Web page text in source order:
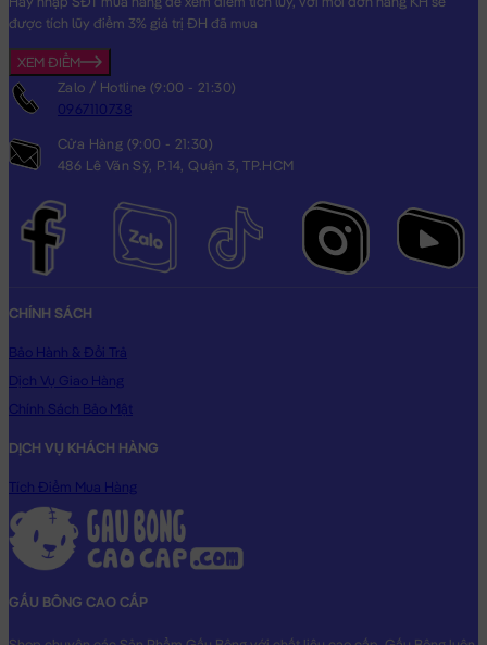
được tích lũy điểm 3% giá trị ĐH đã mua
XEM ĐIỂM
Zalo / Hotline (9:00 - 21:30)
0967110738
Cửa Hàng (9:00 - 21:30)
486 Lê Văn Sỹ, P.14, Quận 3, TP.HCM
CHÍNH SÁCH
Bảo Hành & Đổi Trả
Dịch Vụ Giao Hàng
Chính Sách Bảo Mật
DỊCH VỤ KHÁCH HÀNG
Tích Điểm Mua Hàng
GẤU BÔNG CAO CẤP